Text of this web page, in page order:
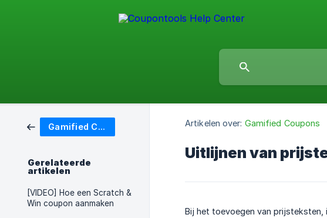
Gamified Coupons
Gerelateerde
artikelen
[VIDEO] Hoe een Scratch &
Win coupon aanmaken
Artikelen over: Gamified Coupons
Uitlijnen van
Bij het toevoegen van